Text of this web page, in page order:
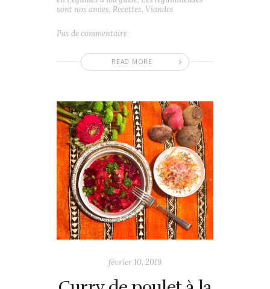
READ MORE
sont nos amies, Recettes, Viandes
Pas de commentaire
février 10, 2019